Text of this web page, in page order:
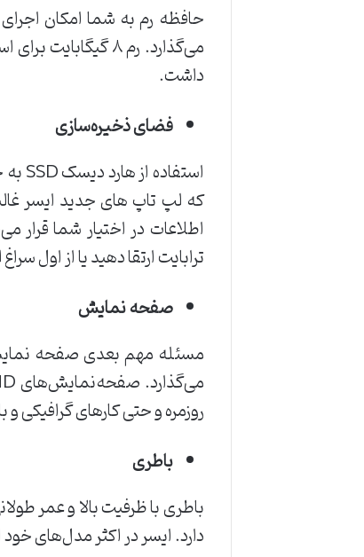
حافظه رم به شما امکان
داشت.
فضای ذخیره‌سازی
استفاده از هارد دیسک SSD به جای HDD
که لپ‌ تاپ‌ های جدید ایسر
اطلاعات در اختیار شما قرار
ترابایت ارتقا دهید یا از اول
صفحه نمایش
مسئله مهم بعدی صفحه
روزمره و حتی کارهای
باطری
باطری با ظرفیت بالا و عمر
دارد‌. ایسر در اکثر مدل‌های